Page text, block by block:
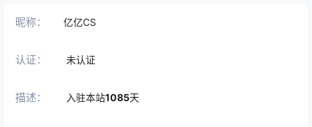
昵称： 亿亿CS
认证： 未认证
描述： 入驻本站1085天